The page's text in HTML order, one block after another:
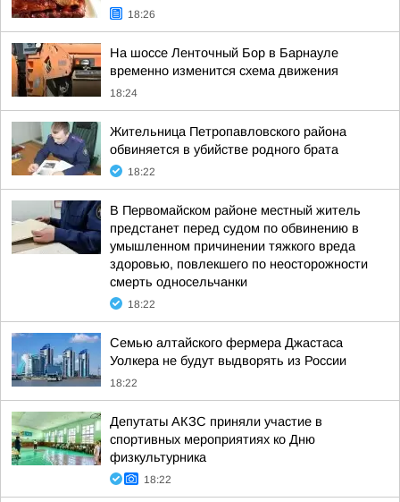
18:26
На шоссе Ленточный Бор в Барнауле
временно изменится схема движения
18:24
Жительница Петропавловского района
обвиняется в убийстве родного брата
18:22
В Первомайском районе местный житель
предстанет перед судом по обвинению в
умышленном причинении тяжкого вреда
здоровью, повлекшего по неосторожности
смерть односельчанки
18:22
Семью алтайского фермера Джастаса
Уолкера не будут выдворять из России
18:22
Депутаты АКЗС приняли участие в
спортивных мероприятиях ко Дню
физкультурника
18:22